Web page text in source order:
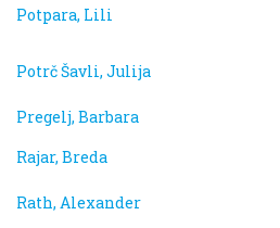
Potpara, Lili
Potrč Šavli, Julija
Pregelj, Barbara
Rajar, Breda
Rath, Alexander